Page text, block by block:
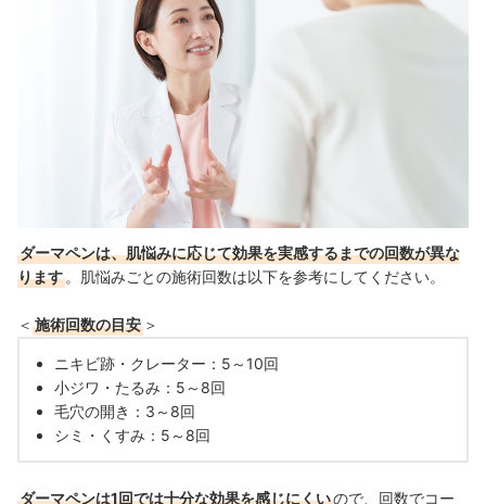
ダーマペンは、肌悩みに応じて効果を実感するまでの回数が異な
ります 。肌悩みごとの施術回数は以下を参考にしてください。
＜ 施術回数の目安 ＞
ニキビ跡・クレーター：5～10回
小ジワ・たるみ：5～8回
毛穴の開き：3～8回
シミ・くすみ：5～8回
ダーマペンは1回では十分な効果を感じにくいので、回数でコー